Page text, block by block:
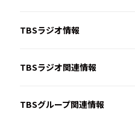
TBSラジオ情報
TBSラジオ関連情報
TBSグループ関連情報